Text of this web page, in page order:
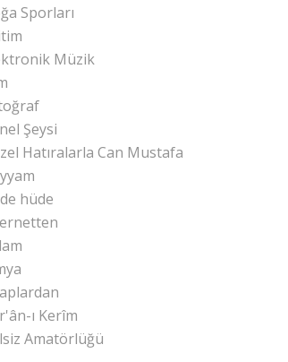
Sporları
Müzik
Şeysi
Hatıralarla Can Mustafa
hüde
ı Kerîm
Amatörlüğü